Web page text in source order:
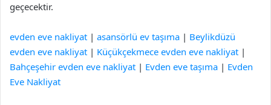
geçecektir.
evden eve nakliyat | asansörlü ev taşıma | Beylikdüzü
evden eve nakliyat | Küçükçekmece evden eve nakliyat |
Bahçeşehir evden eve nakliyat | Evden eve taşıma | Evden
Eve Nakliyat